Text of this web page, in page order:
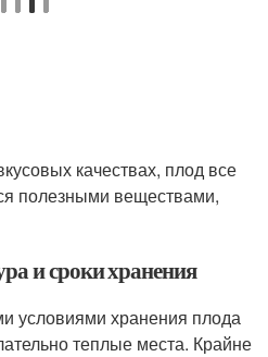
качествах, плод все
полезными веществами,
и сроки хранения
условиями хранения плода
теплые места. Крайне